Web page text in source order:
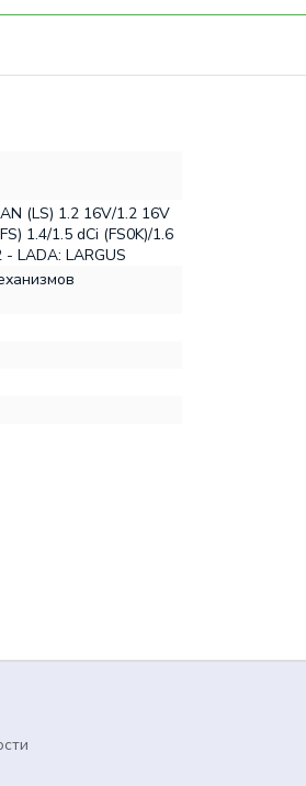
(LS) 1.2 16V/1.2 16V
1.4/1.5 dCi (FS0K)/1.6
- LADA: LARGUS